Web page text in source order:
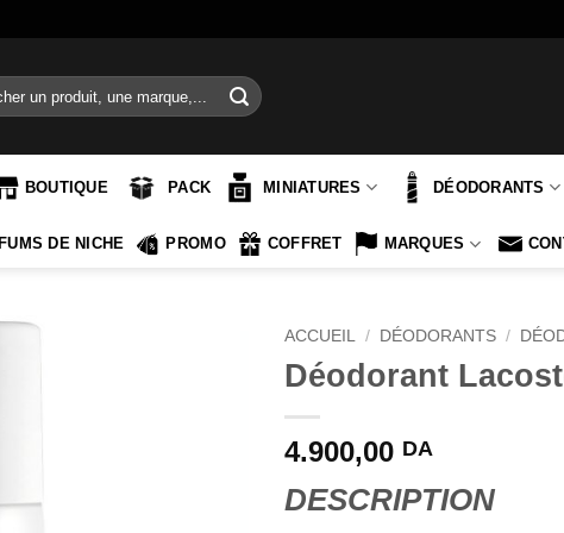
BOUTIQUE PACK MINIATURES DÉODORANTS
DE NICHE PROMO COFFRET MARQUES
ACCUEIL / DÉODORANTS /
Déodorant
4.900,00 DA
DESCRIPTION